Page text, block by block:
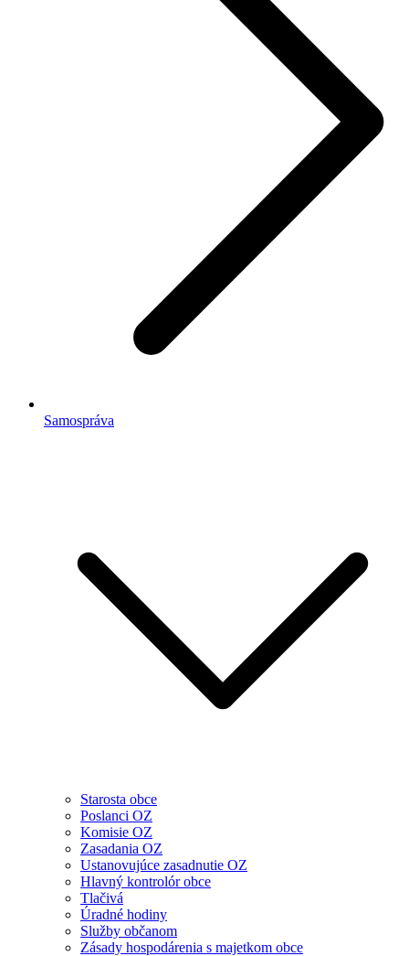
Samospráva
Starosta obce
Poslanci OZ
Komisie OZ
Zasadania OZ
Ustanovujúce zasadnutie OZ
Hlavný kontrolór obce
Tlačivá
Úradné hodiny
Služby občanom
Zásady hospodárenia s majetkom obce